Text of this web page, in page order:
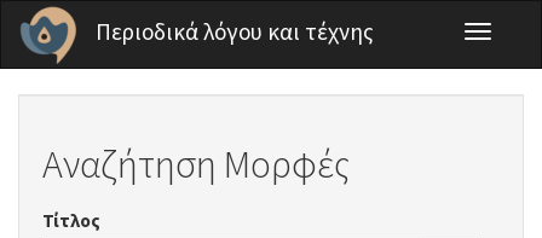
Παράκαμψη προς το κυρίως περιεχόμενο
Περιοδικά λόγου και τέχνης
Toggle
Αναζήτηση Μορφές
Τίτλος